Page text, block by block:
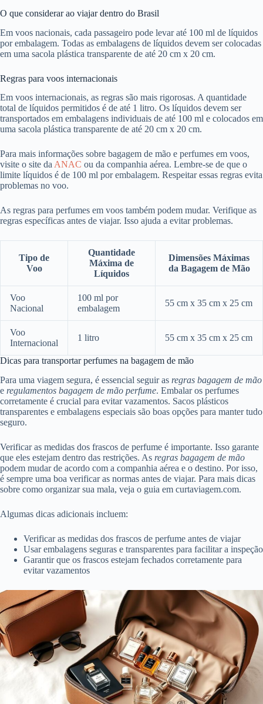
O que considerar ao viajar dentro do Brasil
Em voos nacionais, cada passageiro pode levar até 100 ml de líquidos
por embalagem. Todas as embalagens de líquidos devem ser colocadas
em uma sacola plástica transparente de até 20 cm x 20 cm.
Regras para voos internacionais
Em voos internacionais, as regras são mais rigorosas. A quantidade
total de líquidos permitidos é de até 1 litro. Os líquidos devem ser
transportados em embalagens individuais de até 100 ml e colocados em
uma sacola plástica transparente de até 20 cm x 20 cm.
Para mais informações sobre bagagem de mão e perfumes em voos,
visite o site da ANAC ou da companhia aérea. Lembre-se de que o
limite líquidos é de 100 ml por embalagem. Respeitar essas regras evita
problemas no voo.
As regras para perfumes em voos também podem mudar. Verifique as
regras específicas antes de viajar. Isso ajuda a evitar problemas.
Tipo de
Voo
Quantidade
Máxima de
Líquidos
Dimensões Máximas
da Bagagem de Mão
Voo
Nacional
100 ml por
embalagem
55 cm x 35 cm x 25 cm
Voo
Internacional
1 litro 55 cm x 35 cm x 25 cm
Dicas para transportar perfumes na bagagem de mão
Para uma viagem segura, é essencial seguir as regras bagagem de mão
e regulamentos bagagem de mão perfume. Embalar os perfumes
corretamente é crucial para evitar vazamentos. Sacos plásticos
transparentes e embalagens especiais são boas opções para manter tudo
seguro.
Verificar as medidas dos frascos de perfume é importante. Isso garante
que eles estejam dentro das restrições. As regras bagagem de mão
podem mudar de acordo com a companhia aérea e o destino. Por isso,
é sempre uma boa verificar as normas antes de viajar. Para mais dicas
sobre como organizar sua mala, veja o guia em curtaviagem.com.
Algumas dicas adicionais incluem:
Verificar as medidas dos frascos de perfume antes de viajar
Usar embalagens seguras e transparentes para facilitar a inspeção
Garantir que os frascos estejam fechados corretamente para
evitar vazamentos